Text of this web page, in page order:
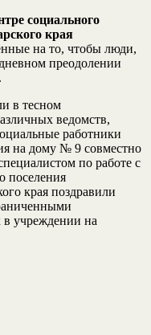
социального
края
на то, чтобы люди,
преодолении
в тесном
ведомств,
работники
на дому № 9 совместно
по работе с
поселения
края поздравили
в учреждении на